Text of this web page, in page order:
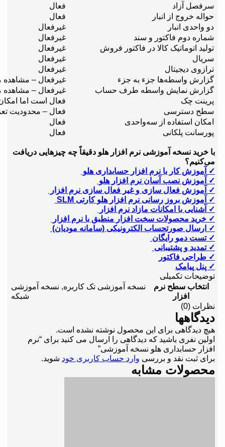
سرفصل آزاد
فعال
حواله خروج از انبار
فعال
دو واحدی انبار
غیرفعال
شماره دوم فاکتور و سند
غیرفعال
توليد اتوماتيک کالا در فاکتور فروش
غیرفعال
سريال
غیرفعال
ترازوی ديجيتال
غیرفعال
گزارش واسطه‌ها جزء به جزء
غیرفعال – مشاهده
گزارش نمايش واسطه طرف حساب
غیرفعال – مشاهده
پرينت چک
فعال است اما
سطح دسترسی
فعال – محدودیت
امکان استفاده از سه‌واحدی
فعال
پورسانت پلکانی
فعال
با خرید نسخه آموزشی نرم افزار هلو دقیقاً چه چیزهایی دریافت
می‌کنیم؟
✓ آموزش کار با نرم افزار حسابداری هلو
✓ آموزش نصب آسان نرم افزار هلو
✓ آموزش فعال سازی و غیر فعال سازی نرم افزار
✓ آموزش بروز رسانی نرم افزار هلو کارتی SLM
✓ آشنایی با امکانات مازاد نرم افزار
✓ خرید محصولات سخت افزار منطبق با نرم افزار
✓ ارسال صورتحساب الکترونیکی (سامانه مودیان)
✓ تست دمو رایگان
✓ تمدید و پشتیبانی
✓ طراحی فاکتور
✓ پنل پیامک
توضیحات تکمیلی
انتخاب سطح نرم
افزار
نسخه آموزشی تک کاربره, نسخه آموزشی
شبکه
نظرات (0)
دیدگاهها
هیچ دیدگاهی برای این محصول نوشته نشده است.
اولین نفری باشید که دیدگاهی را ارسال می کنید برای “نرم
افزار حسابداری هلو نسخه آموزشی”
برای ثبت نقد و بررسی وارد حساب کاربری خود شوید.
محصولات مشابه